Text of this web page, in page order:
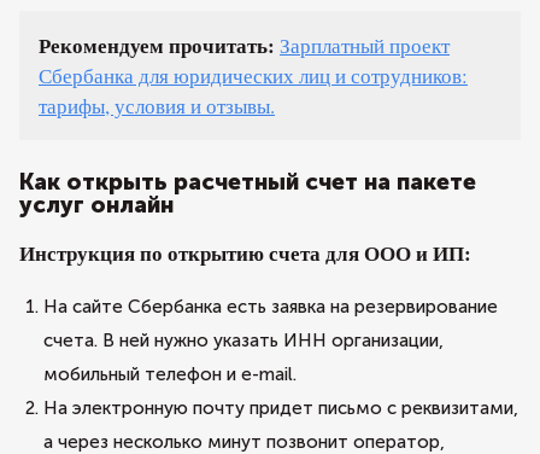
Рекомендуем прочитать: Зарплатный проект
Сбербанка для юридических лиц и сотрудников:
тарифы, условия и отзывы.
Как открыть расчетный счет на пакете
услуг онлайн
Инструкция по открытию счета для ООО и ИП:
На сайте Сбербанка есть заявка на резервирование
счета. В ней нужно указать ИНН организации,
мобильный телефон и e-mail.
На электронную почту придет письмо с реквизитами,
а через несколько минут позвонит оператор,